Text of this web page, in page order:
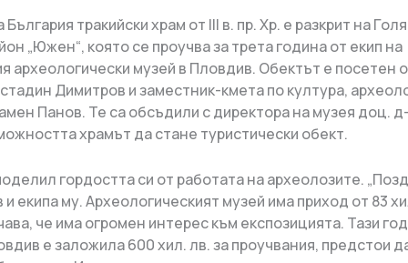
тракийски храм от III в. пр. Хр. е разкрит на
„Южен“, която се проучва за трета година от екип на
археологически музей в Пловдив. Обектът е посетен
Димитров и заместник-кмета по култура,
Панов. Те са обсъдили с директора на музея доц.
храмът да стане туристически обект.
гордостта си от работата на археолозите.
екипа му. Археологическият музей има приход от 83
че има огромен интерес към експозицията. Тази
е заложила 600 хил. лв. за проучвания, предстои